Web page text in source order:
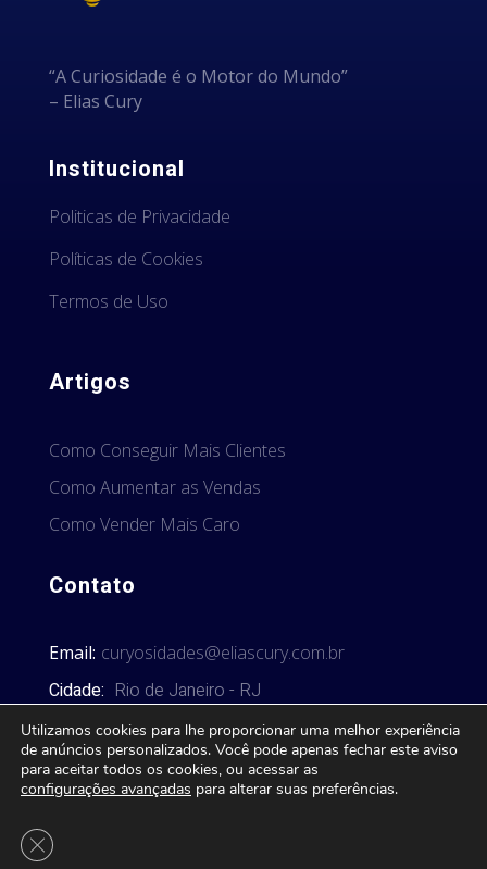
“A Curiosidade é o Motor do Mundo”
– Elias Cury
Institucional
Politicas de Privacidade
Políticas de Cookies
Termos de Uso
Artigos
Como Conseguir Mais Clientes
Como Aumentar as Vendas
Como Vender Mais Caro
Contato
Email: curyosidades@eliascury.com.br
Cidade: Rio de Janeiro - RJ
© 2026 Curyosidades. Todos os direitos reservados.
Utilizamos cookies para lhe proporcionar uma melhor experiência
de anúncios personalizados. Você pode apenas fechar este aviso
para aceitar todos os cookies, ou acessar as
configurações avançadas para alterar suas preferências.
Close GDPR Cookie Banner